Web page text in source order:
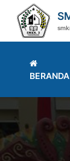
BERANDA